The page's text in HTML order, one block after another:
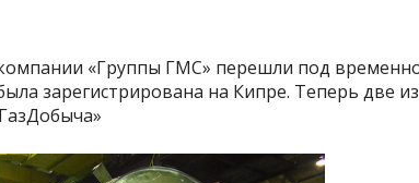
«Группы ГМС» перешли под
зарегистрирована на Кипре. Теперь две из